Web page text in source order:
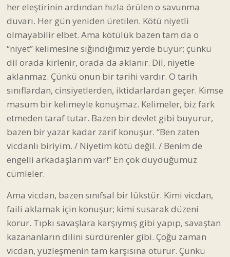
her eleştirinin ardından hızla örülen o savunma
duvarı. Her gün yeniden üretilen. Kötü niyetli
olmayabilir elbet. Ama kötülük bazen tam da o
“niyet” kelimesine sığındığımız yerde büyür; çünkü
dil orada kirlenir, orada da aklanır. Dil, niyetle
aklanmaz. Çünkü onun bir tarihi vardır. O tarih
sınıflardan, cinsiyetlerden, iktidarlardan geçer. Kimse
masum bir kelimeyle konuşmaz. Kelimeler, biz fark
etmeden taraf tutar. Bazen bir devlet gibi buyurur,
bazen bir yazar kadar zarif konuşur. “Ben zaten
vicdanlı biriyim. / Niyetim kötü değil. / Benim de
engelli arkadaşlarım var!” En çok duyduğumuz
cümleler.
Ama vicdan, bazen sınıfsal bir lükstür. Kimi vicdan,
faili aklamak için konuşur; kimi susarak düzeni
korur. Tıpkı savaşlara karşıymış gibi yapıp, savaştan
kazananların dilini sürdürenler gibi. Çoğu zaman
vicdan, yüzleşmenin tam karşısına oturur. Çünkü